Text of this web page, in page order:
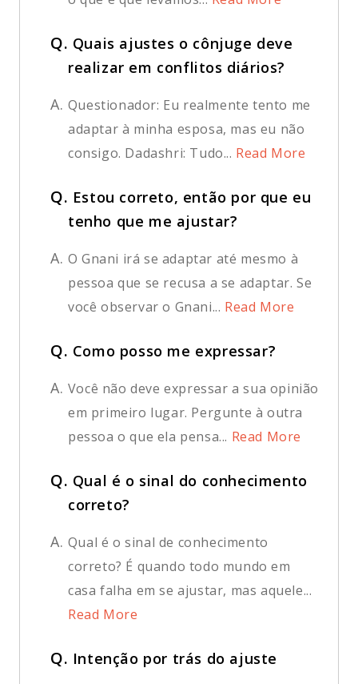
Q. Quais ajustes o cônjuge deve
realizar em conflitos diários?
A. Questionador: Eu realmente tento me
adaptar à minha esposa, mas eu não
consigo. Dadashri: Tudo... Read More
Q. Estou correto, então por que eu
tenho que me ajustar?
A. O Gnani irá se adaptar até mesmo à
pessoa que se recusa a se adaptar. Se
você observar o Gnani... Read More
Q. Como posso me expressar?
A. Você não deve expressar a sua opinião
em primeiro lugar. Pergunte à outra
pessoa o que ela pensa... Read More
Q. Qual é o sinal do conhecimento
correto?
A. Qual é o sinal de conhecimento
correto? É quando todo mundo em
casa falha em se ajustar, mas aquele...
Read More
Q. Intenção por trás do ajuste